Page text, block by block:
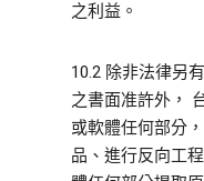
之利益。
10.2 除非法律另
之書面准許外，
或軟體任何部分
品、進行反向工